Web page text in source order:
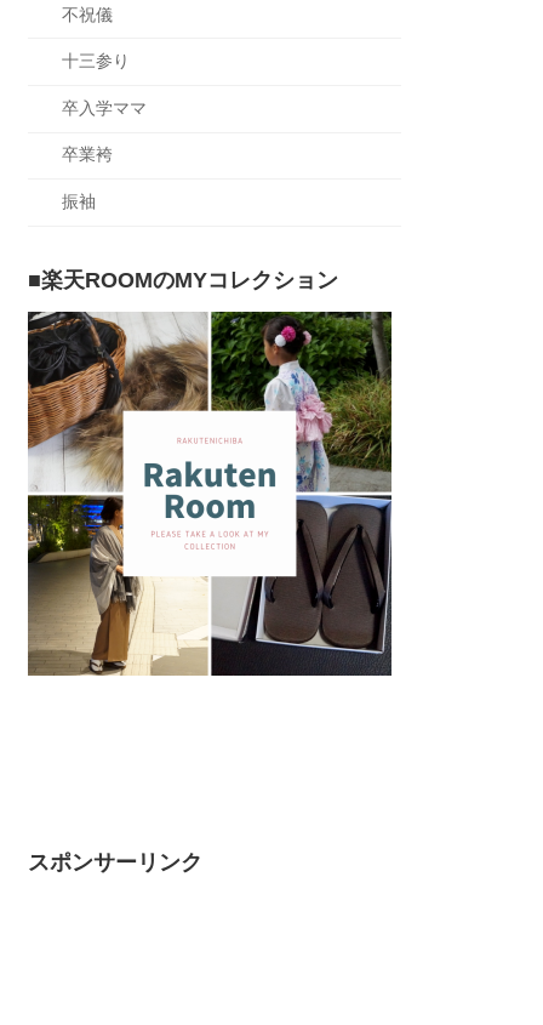
不祝儀
十三参り
卒入学ママ
卒業袴
振袖
■楽天ROOMのMYコレクション